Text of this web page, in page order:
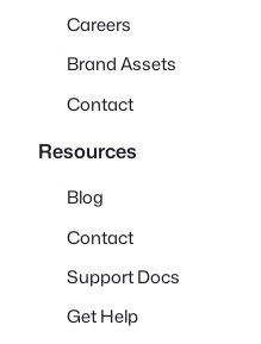
Careers
Brand Assets
Contact
Resources
Blog
Contact
Support Docs
Get Help